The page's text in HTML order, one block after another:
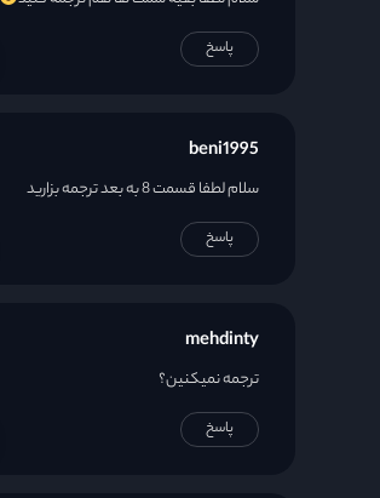
پاسخ
beni1995
سلام لطفا قسمت 8 به بعد ترجمه بزارید
پاسخ
mehdinty
ترجمه نمیکنین؟
پاسخ